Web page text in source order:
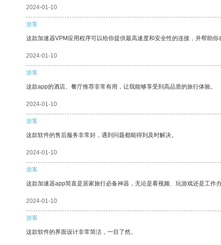
2024-01-10
游客
这款加速器VPM应用程序可以给你提供最高速度和安全性的连接，并帮助你
2024-01-10
游客
这款app的酒店、餐厅推荐非常有用，让我能够享受到高品质的旅行体验。
2024-01-10
游客
这款软件的售后服务非常好，遇到问题都能得到及时解决。
2024-01-10
游客
这款加速器app简直是居家旅行必备神器，无论是看视频、玩游戏还是工作
2024-01-10
游客
这款软件的界面设计非常简洁，一目了然。